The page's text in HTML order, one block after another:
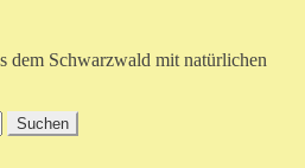
dem Schwarzwald mit natürlichen
Suchen